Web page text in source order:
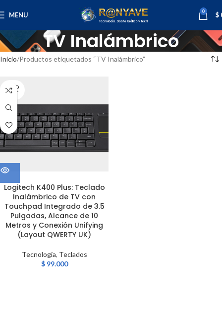
MENU 0 $
TV Inalámbrico
Inicio Productos etiquetados “TV Inalámbrico”
SOLD
OUT
Logitech K400 Plus: Teclado
Inalámbrico de TV con
Touchpad Integrado de 3.5
Pulgadas, Alcance de 10
Metros y Conexión Unifying
(Layout QWERTY UK)
Tecnología, Teclados
$99.000